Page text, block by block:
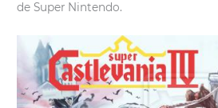
de Super Nintendo.